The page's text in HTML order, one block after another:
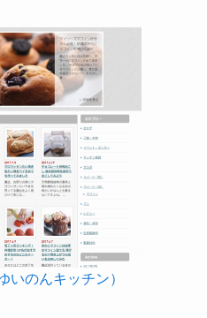
いのんキッチン）